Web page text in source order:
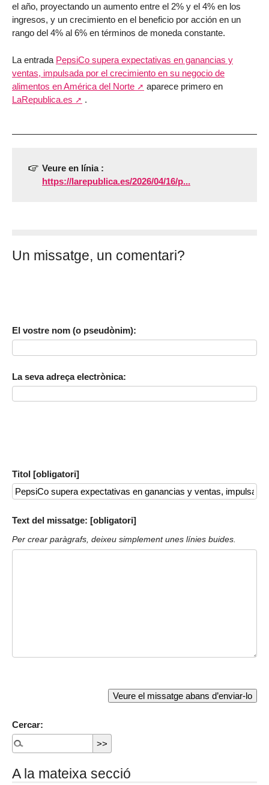
el año, proyectando un aumento entre el 2% y el 4% en los
ingresos, y un crecimiento en el beneficio por acción en un
rango del 4% al 6% en términos de moneda constante.
La entrada PepsiCo supera expectativas en ganancias y
ventas, impulsada por el crecimiento en su negocio de
alimentos en América del Norte
aparece primero en
LaRepublica.es
.
Veure en línia :
https://larepublica.es/2026/04/16/p...
Un missatge, un comentari?
El vostre nom (o pseudònim):
La seva adreça electrònica:
Titol [obligatori]
Text del missatge: [obligatori]
Per crear paràgrafs, deixeu simplement unes línies buides.
Cercar:
A la mateixa secció